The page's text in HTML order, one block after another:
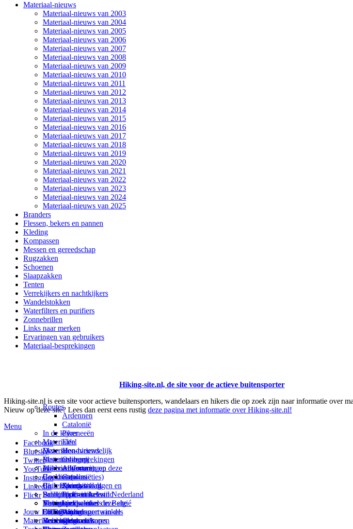
Materiaal-nieuws
Materiaal-nieuws van 2003
Materiaal-nieuws van 2004
Materiaal-nieuws van 2005
Materiaal-nieuws van 2006
Materiaal-nieuws van 2007
Materiaal-nieuws van 2008
Materiaal-nieuws van 2009
Materiaal-nieuws van 2010
Materiaal-nieuws van 2011
Materiaal-nieuws van 2012
Materiaal-nieuws van 2013
Materiaal-nieuws van 2014
Materiaal-nieuws van 2015
Materiaal-nieuws van 2016
Materiaal-nieuws van 2017
Materiaal-nieuws van 2018
Materiaal-nieuws van 2019
Materiaal-nieuws van 2020
Materiaal-nieuws van 2021
Materiaal-nieuws van 2022
Materiaal-nieuws van 2023
Materiaal-nieuws van 2024
Materiaal-nieuws van 2025
Branders
Flessen, bekers en pannen
Kleding
Kompassen
Messen en gereedschap
Rugzakken
Schoenen
Slaapzakken
Tenten
Verrekijkers en nachtkijkers
Wandelstokken
Waterfilters en purifiers
Zonnebrillen
Links naar merken
Ervaringen van gebruikers
Materiaal-besprekingen
Hiking-site.nl, de site voor de actieve buitensporter
Hiking-site.nl is een site voor actieve buitensporters, wandelaars en hikers die op zoek zijn naar informatie over
Nieuw op deze site? Lees dan eerst eens rustig deze pagina met informatie over Hiking-site.nl!
Menu
Facebook
Bluesky
Twitter
YouTube
Instagram
LinkedIn
Flickr
Jouw Hiking-site.nl
Prikbord (forum)
Goodies (winacties)
Club Hiking-site.nl
Schrijfblok-artikelen
Virtuele exposities
Fotoalbums
Materialen: kiezen en kopen
In de kijker
Materialen
Materialen-nieuws
Materiaal-besprekingen
Materiaal-ervaringen
Boekrecensies
Buitensportwinkels
Buitensportwinkels in Nederland
Buitensportwinkels in Belgié
Online buitensportwinkels
Reisboekhandels
Navigatie
EHBO
Verzorging
Routes
Ardennen
Catalonië
Pyreneeën
Eifel
Hondvriendelijk
Bestemmingen
Andorra
Catalonië
Zweden
Paalkamperen
Thema-artikelen
Andorra
Catalonië
Buitensportvacatures
Deze site
Over mij
Adverteren op deze
site
Summit-vlaggen en
Buffs in het wild
Linken naar deze site
Wijzigingen aan de
site